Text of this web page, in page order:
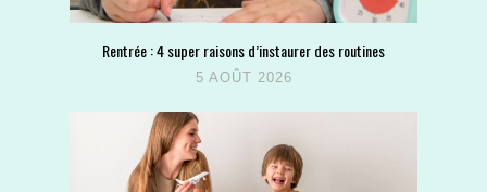
Rentrée : 4 super raisons d’instaurer des routines
5 AOÛT 2026